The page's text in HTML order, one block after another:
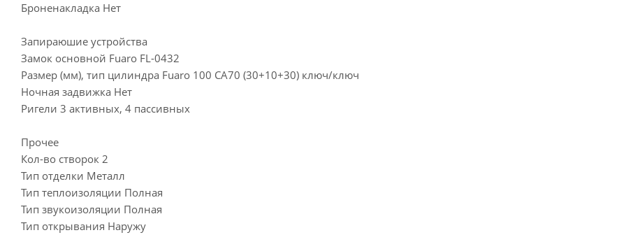
Броненакладка Нет
Запираюшие устройства
Замок основной Fuaro FL-0432
Размер (мм), тип цилиндра Fuaro 100 CA70 (30+10+30) ключ/ключ
Ночная задвижка Нет
Ригели 3 активных, 4 пассивных
Прочее
Кол-во створок 2
Тип отделки Металл
Тип теплоизоляции Полная
Тип звукоизоляции Полная
Тип открывания Наружу